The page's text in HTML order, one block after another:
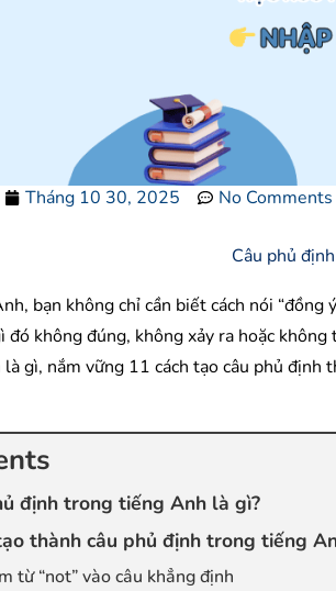
Tháng 10 30, 2025 No Comments
bạn không chỉ cần biết cách nói
đó không đúng, không xảy ra hoặc
gì, nắm vững 11 cách tạo câu phủ định
định trong tiếng Anh là gì?
thành câu phủ định trong tiếng
từ “not” vào câu khẳng định